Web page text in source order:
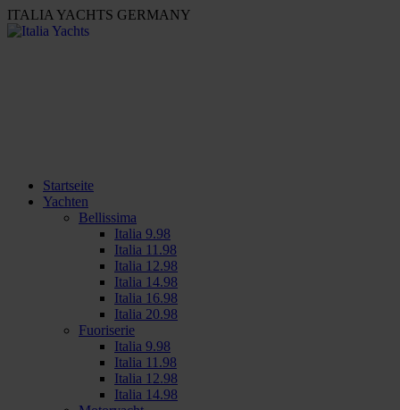
ITALIA YACHTS GERMANY
Startseite
Yachten
Bellissima
Italia 9.98
Italia 11.98
Italia 12.98
Italia 14.98
Italia 16.98
Italia 20.98
Fuoriserie
Italia 9.98
Italia 11.98
Italia 12.98
Italia 14.98